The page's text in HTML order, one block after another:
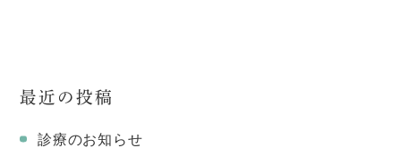
最近の投稿
診療のお知らせ